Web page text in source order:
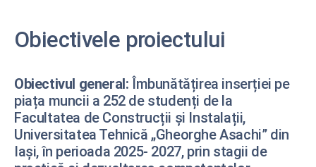
Obiectivele proiectului
Obiectivul general: Îmbunătățirea inserției pe
piața muncii a 252 de studenți de la
Facultatea de Construcții și Instalații,
Universitatea Tehnică „Gheorghe Asachi” din
Iași, în perioada 2025- 2027, prin stagii de